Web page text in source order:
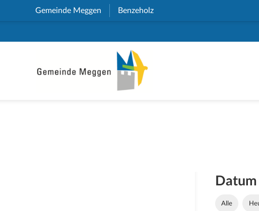
Gemeinde Meggen (External Link)
Benzeholz(External Link)
Datum
Alle